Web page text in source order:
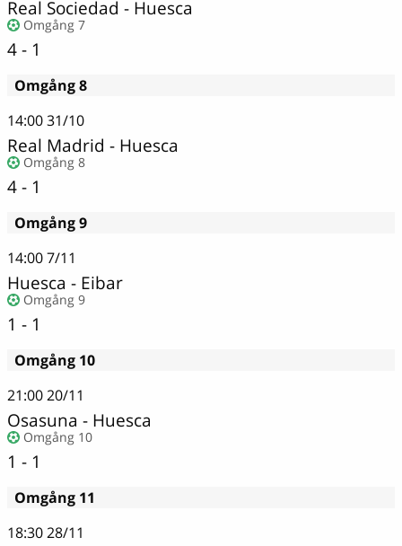
Real Sociedad - Huesca
Omgång 7
4 - 1
Omgång 8
14:0031/10
Real Madrid - Huesca
Omgång 8
4 - 1
Omgång 9
14:007/11
Huesca - Eibar
Omgång 9
1 - 1
Omgång 10
21:0020/11
Osasuna - Huesca
Omgång 10
1 - 1
Omgång 11
18:3028/11